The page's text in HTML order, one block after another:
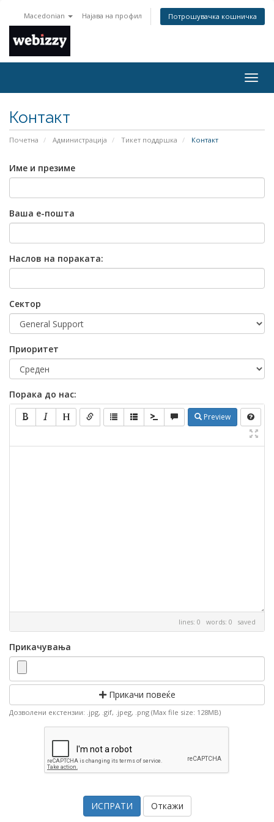
Macedonian Најава на профил Потрошувачка кошничка
Контакт
Почетна Администрација Тикет поддршка Контакт
Име и презиме
Ваша е-пошта
Наслов на пораката:
Сектор
Приоритет
Порака до нас:
Preview
lines: 0 words: 0 saved
Прикачувања
Прикачи повеќе
Дозволени екстензии: .jpg, .gif, .jpeg, .png (Max file size: 128MB)
Откажи